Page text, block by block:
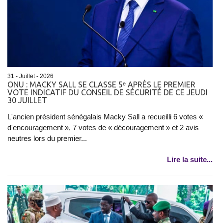
31 - Juillet - 2026
ONU : MACKY SALL SE CLASSE 5ᵉ APRÈS LE PREMIER
VOTE INDICATIF DU CONSEIL DE SÉCURITÉ DE CE JEUDI
30 JUILLET
L'ancien président sénégalais Macky Sall a recueilli 6 votes «
d'encouragement », 7 votes de « découragement » et 2 avis
neutres lors du premier...
Lire la suite...